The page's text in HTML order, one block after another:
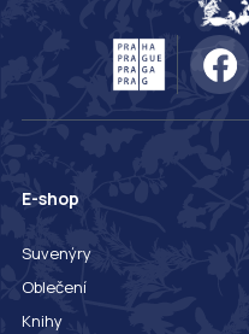
E-shop
Suvenýry
Oblečení
Knihy